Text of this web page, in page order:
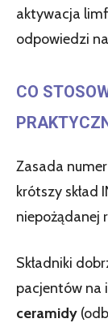
aktywacja
odpowiedzi
CO
Zasada
krótszy skład
niepożądanej
Składniki
pacjentów na
ceramidy